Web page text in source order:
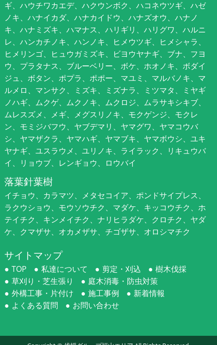
ギ、ハウチワカエデ、ハクウンボク、ハコネウツギ、ハゼ
ノキ、ハナイカダ、ハナカイドウ、ハナズオウ、ハナノ
キ、ハナミズキ、ハマナス、ハリギリ、ハリグワ、ハルニ
レ、ハンカチノキ、ハンノキ、ヒメウツギ、ヒメシャラ、
ヒメリンゴ、ヒュウガミズキ、ビヨウヤナギ、ブナ、フヨ
ウ、プラタナス、ブルーベリー、ボケ、ホオノキ、ボダイ
ジュ、ボタン、ポプラ、ポポー、マユミ、マルバノキ、マ
ルメロ、マンサク、ミズキ、ミズナラ、ミツマタ、ミヤギ
ノハギ、ムクゲ、ムクノキ、ムクロジ、ムラサキシキブ、
ムレスズメ、メギ、メグスリノキ、モクゲンジ、モクレ
ン、モミジバフウ、ヤブデマリ、ヤマグワ、ヤマコウバ
シ、ヤマザクラ、ヤマハギ、ヤマブキ、ヤマボウシ、ユキ
ヤナギ、ユスラウメ、ユリノキ、ライラック、リキュウバ
イ、リョウブ、レンギョウ、ロウバイ
落葉針葉樹
イチョウ、カラマツ、メタセコイア、ポンドサイプレス、
ラクウショウ、モウソウチク、マダケ、キッコウチク、ホ
テイチク、キンメイチク、ナリヒラダケ、クロチク、ヤダ
ケ、クマザサ、オカメザサ、チゴザサ、オロシマチク
サイトマップ
TOP 私達について 剪定・刈込
樹木伐採
草刈り・芝生張り
庭木消毒・防虫対策
外構工事・片付け
施工事例
新着情報
よくある質問
お問い合わせ